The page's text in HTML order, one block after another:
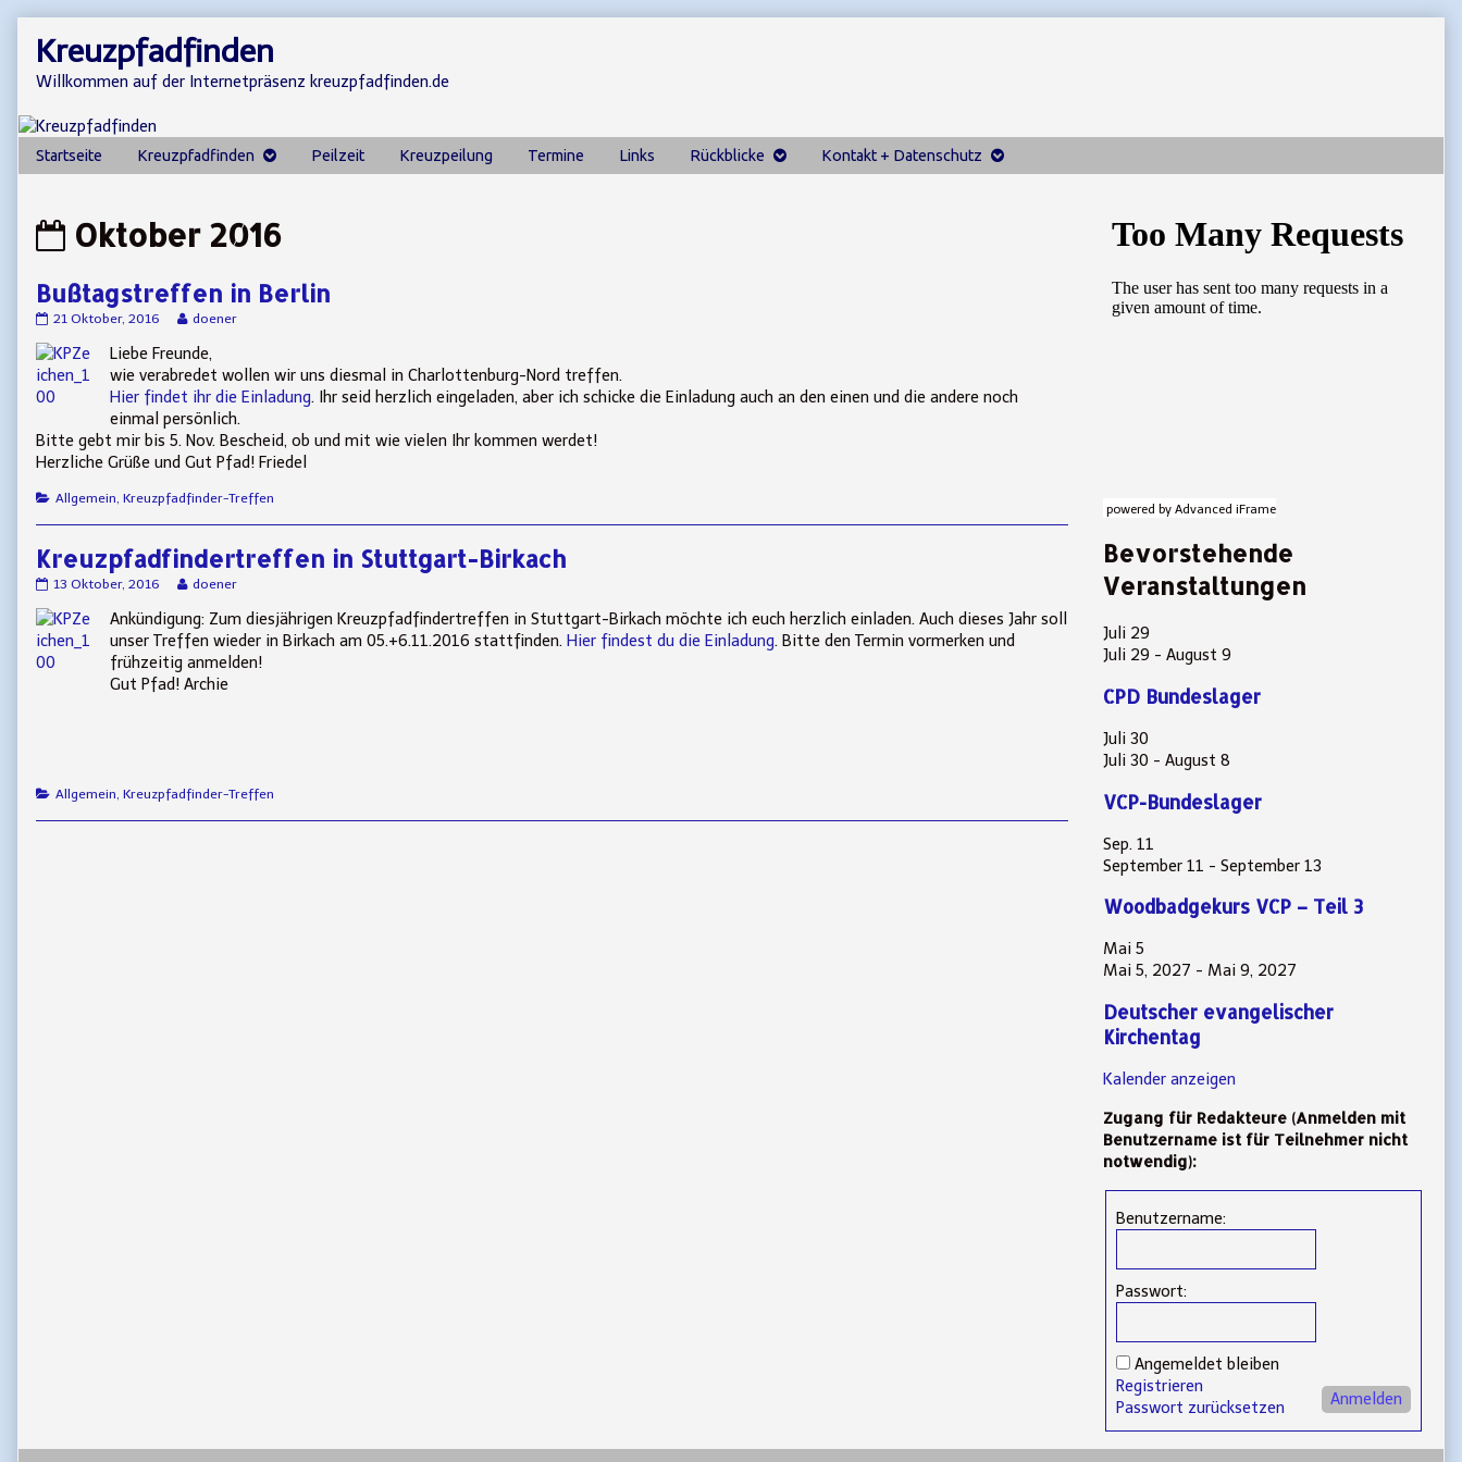
content
Kreuzpfadfinden
Willkommen auf der Internetpräsenz kreuzpfadfinden.de
Startseite Kreuzpfadfinden Peilzeit Kreuzpeilung Termine Links Rückblicke Kontakt + Datenschutz
Posts
from
Oktober 2016
Bußtagstreffen in Berlin
Bußtagstreffen
Berlin
published
on
21 Oktober, 2016
Read
posts
by
the
author
of
Bußtagstreffen
in
Berlin,
doener
Liebe Freunde,
wie verabredet wollen wir uns diesmal in Charlottenburg-Nord treffen.
Hier findet ihr die Einladung. Ihr seid herzlich eingeladen, aber ich schicke die Einladung auch an den einen und die andere noch
einmal persönlich.
Bitte gebt mir bis 5. Nov. Bescheid, ob und mit wie vielen Ihr kommen werdet!
Herzliche Grüße und Gut Pfad! Friedel
Categories
Allgemein Kreuzpfadfinder-Treffen
Kreuzpfadfindertreffen in Stuttgart-Birkach
Kreuzpfadfindertreffen
Stuttgart-
Birkach
published
on
13 Oktober, 2016
Read
posts
by
author
of
doener
Ankündigung: Zum diesjährigen Kreuzpfadfindertreffen in Stuttgart-Birkach möchte ich euch herzlich einladen. Auch dieses Jahr soll
unser Treffen wieder in Birkach am 05.+6.11.2016 stattfinden. Hier findest du die Einladung. Bitte den Termin vormerken und
frühzeitig anmelden!
Gut Pfad! Archie
Categories
Allgemein, Kreuzpfadfinder-Treffen
Sidebar
powered by Advanced iFrame
Bevorstehende
Veranstaltungen
Juli 29
Juli 29 - August 9
CPD Bundeslager
Juli 30
Juli 30 - August 8
VCP-Bundeslager
Sep. 11
September 11 - September 13
Woodbadgekurs VCP – Teil 3
Mai 5
Mai 5, 2027 - Mai 9, 2027
Deutscher evangelischer
Kirchentag
Kalender anzeigen
Zugang für Redakteure (Anmelden mit
Benutzername ist für Teilnehmer nicht
notwendig):
Benutzername:
Passwort:
Angemeldet bleiben
Anmelden
Registrieren
Passwort zurücksetzen